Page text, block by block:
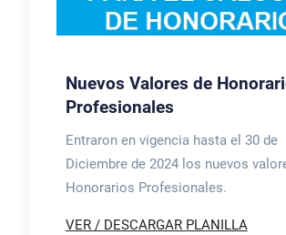
Nuevos Valores de
Profesionales
Entraron en vigencia hasta el 30 de
Diciembre de 2024 los nuevos
Honorarios Profesionales.
VER / DESCARGAR PLANILLA